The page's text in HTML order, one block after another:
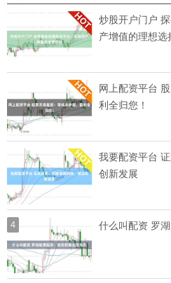
炒股开户门户
产增值的理想选
网上配资平台
利全归您！
我要配资平台
创新发展
4 什么叫配资 罗